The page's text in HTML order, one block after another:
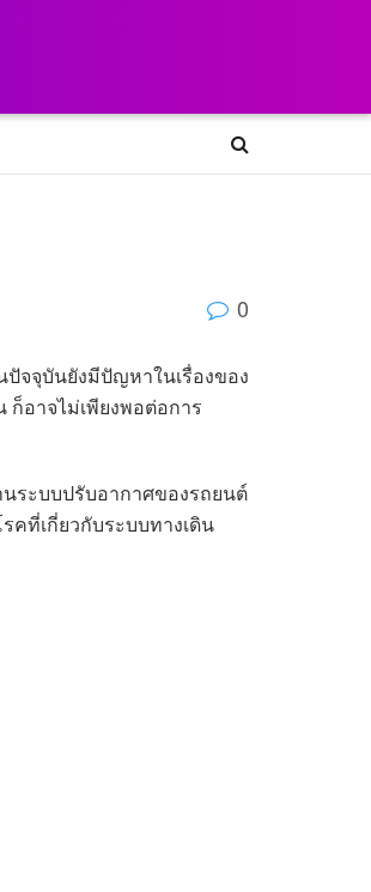
0
จจุบันยังมีปัญหาในเรื่องของ
ก็อาจไม่เพียงพอต่อการ
ระบบปรับอากาศของรถยนต์
คที่เกี่ยวกับระบบทางเดิน